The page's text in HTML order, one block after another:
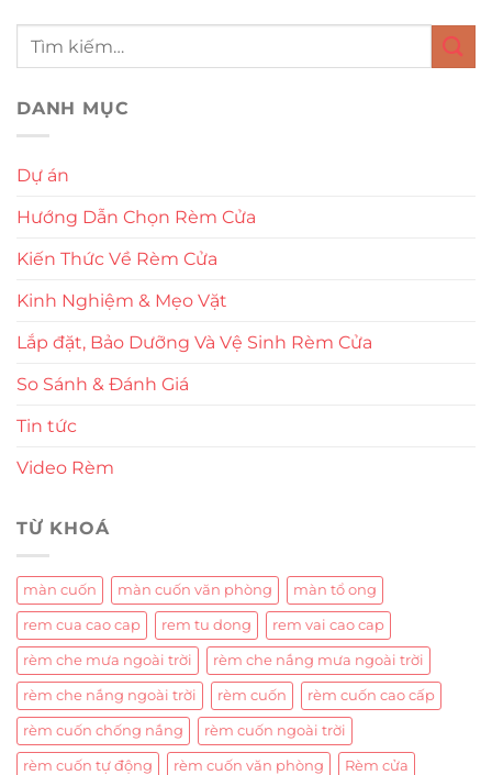
DANH MỤC
Dự án
Hướng Dẫn Chọn Rèm Cửa
Kiến Thức Về Rèm Cửa
Kinh Nghiệm & Mẹo Vặt
Lắp đặt, Bảo Dưỡng Và Vệ Sinh Rèm Cửa
So Sánh & Đánh Giá
Tin tức
Video Rèm
TỪ KHOÁ
màn cuốn màn cuốn văn phòng màn tổ ong
rem cua cao cap rem tu dong rem vai cao cap
rèm che mưa ngoài trời rèm che nắng mưa ngoài trời
rèm che nắng ngoài trời rèm cuốn rèm cuốn cao cấp
rèm cuốn chống nắng rèm cuốn ngoài trời
rèm cuốn tự động rèm cuốn văn phòng Rèm cửa